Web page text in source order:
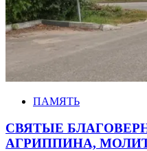
ПАМЯТЬ
СВЯТЫЕ
АГРИППИНА,